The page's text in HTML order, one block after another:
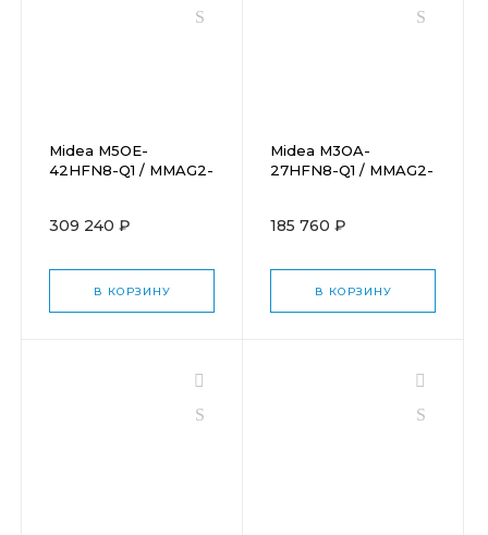
Midea M5OE-
42HFN8-Q1 / MMAG2-
309 240 ₽
В КОРЗИНУ
Midea M3OA-
27HFN8-Q1 / MMAG2-
185 760 ₽
В КОРЗИНУ